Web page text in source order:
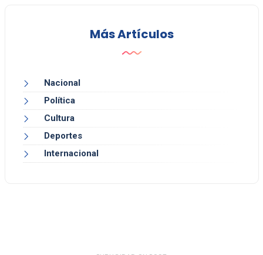
Más Artículos
Nacional
Política
Cultura
Deportes
Internacional